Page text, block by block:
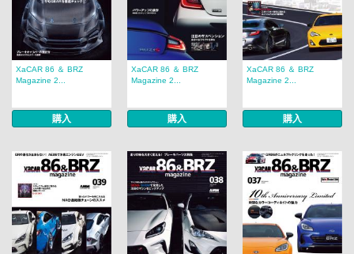
XaCAR 86 ＆ BRZ
Magazine 2...
購入
XaCAR 86 ＆ BRZ
Magazine 2...
購入
XaCAR 86 ＆ BRZ
Magazine 2...
購入